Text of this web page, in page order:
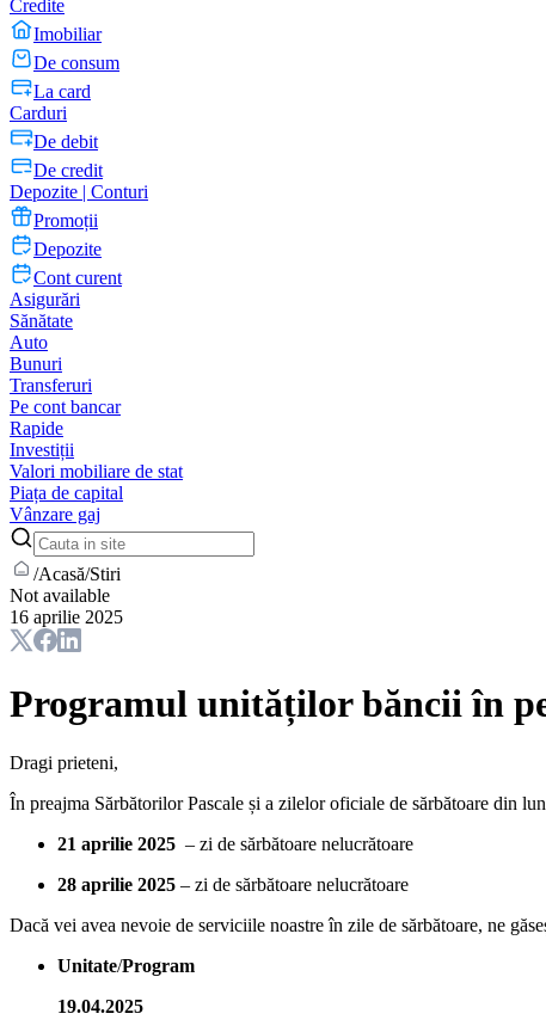
Credite
Imobiliar
De consum
La card
Carduri
De debit
De credit
Depozite | Conturi
Promoții
Depozite
Cont curent
Asigurări
Sănătate
Auto
Bunuri
Transferuri
Pe cont bancar
Rapide
Investiții
Valori mobiliare de stat
Piața de capital
Vânzare gaj
/Acasă/Stiri
Not available
16 aprilie 2025
Programul unităților băncii în
Dragi prieteni,
În preajma Sărbătorilor Pascale și a zilelor oficiale de sărbătoare din
21 aprilie 2025 – zi de sărbătoare nelucrătoare
28 aprilie 2025 – zi de sărbătoare nelucrătoare
Dacă vei avea nevoie de serviciile noastre în zile de sărbătoare, ne
Unitate/Program
19.04.2025